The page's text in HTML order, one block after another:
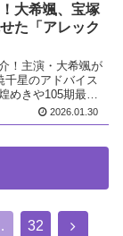
大希颯、宝塚
た「アレック
！主演・大希颯が
千星のアドバイス
めきや105期最後
2026.01.30
32